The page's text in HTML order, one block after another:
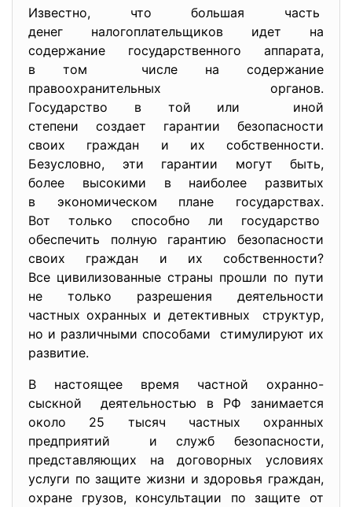
Известно, что большая часть
денег налогоплательщиков идет на
содержание государственного аппарата,
в том числе на содержание
правоохранительных органов.
Государство в той или иной
степени создает гарантии безопасности
своих граждан и их собственности.
Безусловно, эти гарантии могут быть,
более высокими в наиболее развитых
в экономическом плане государствах.
Вот только способно ли государство
обеспечить полную гарантию безопасности
своих граждан и их собственности?
Все цивилизованные страны прошли по пути
не только разрешения деятельности
частных охранных и детективных структур,
но и различными способами стимулируют их
развитие.
В настоящее время частной охранно-
сыскной деятельностью в РФ занимается
около 25 тысяч частных охранных
предприятий и служб безопасности,
представляющих на договорных условиях
услуги по защите жизни и здоровья граждан,
охране грузов, консультации по защите от